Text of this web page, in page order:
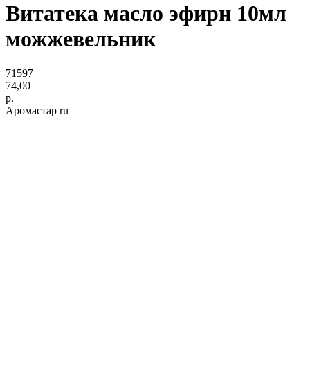
Витатека масло эфирн 10мл
можжевельник
71597
74,00
р.
Аромастар ru